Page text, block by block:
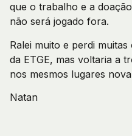
que o trabalho e a
não será jogado fora.
Ralei muito e perdi
da ETGE, mas voltaria a
nos mesmos lugares
Natan